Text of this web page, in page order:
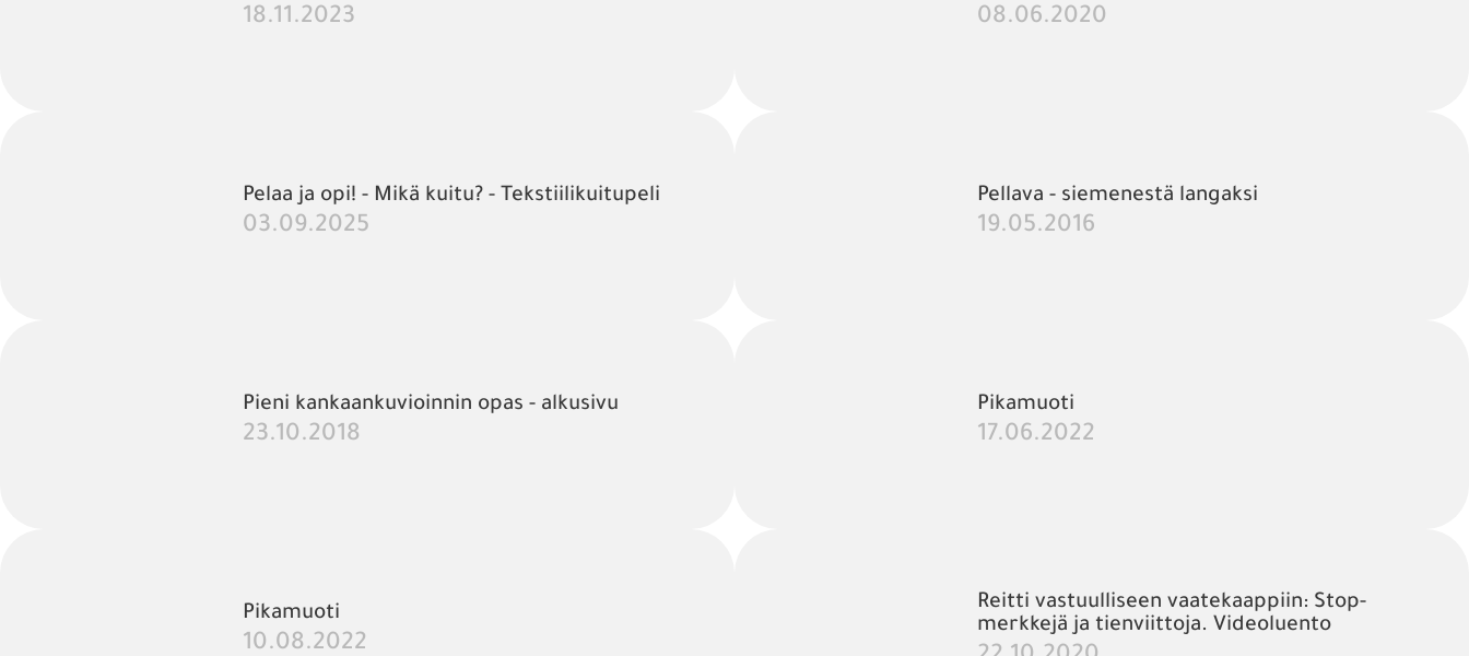
18.11.2023 08.06.2020
Pelaa ja opi! - Mikä kuitu? - Tekstiilikuitupeli
03.09.2025
Pellava - siemenestä langaksi
19.05.2016
Pieni kankaankuvioinnin opas - alkusivu
23.10.2018
Pikamuoti
17.06.2022
Pikamuoti
10.08.2022
Reitti vastuulliseen vaatekaappiin: Stop-
merkkejä ja tienviittoja. Videoluento